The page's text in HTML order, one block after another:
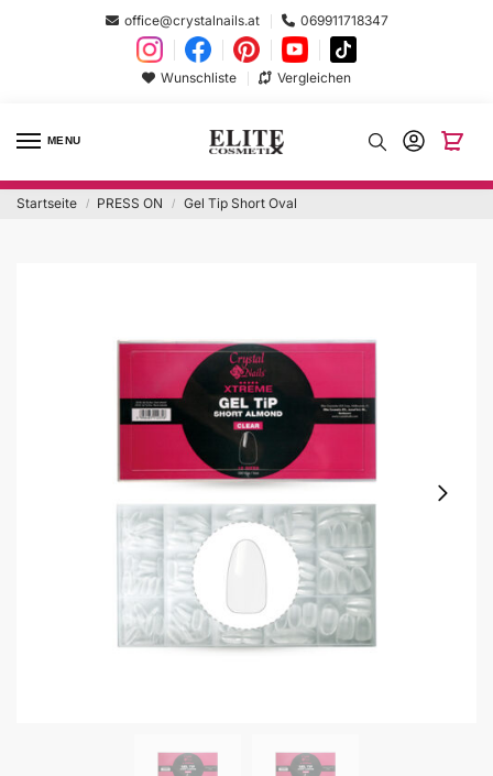
office@crystalnails.at 069911718347
Wunschliste Vergleichen
MENU
Startseite / PRESS ON / Gel Tip Short Oval